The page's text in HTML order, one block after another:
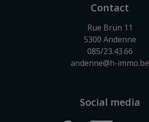
Contact
Rue Brun 11
5300 Andenne
085/23.43.66
andenne@h-immo.be
Social media